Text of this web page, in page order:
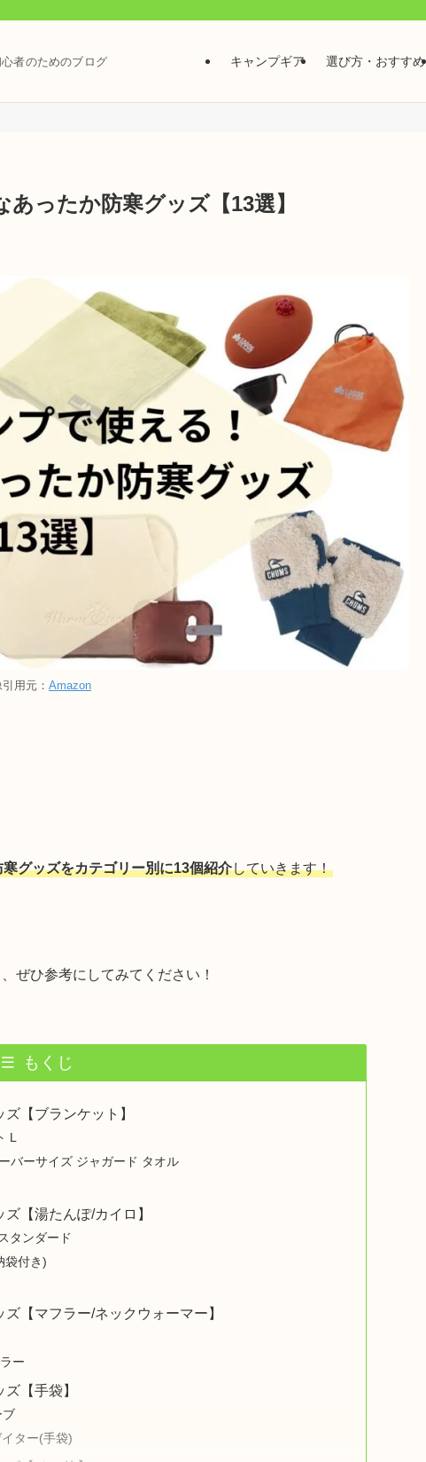
者のためのブログ キャンプギア 選び方・おすすめ
ったか防寒グッズ【13選】
用元： Amazon
グッズをカテゴリー別に13個紹介していきます！
ぜひ参考にしてみてください！
もくじ
【ブランケット】
L
バーサイズ ジャガード タオル
【湯たんぽ/カイロ】
タンダード
袋付き)
【マフラー/ネックウォーマー】
ー
【手袋】
ブ
ター(手袋)